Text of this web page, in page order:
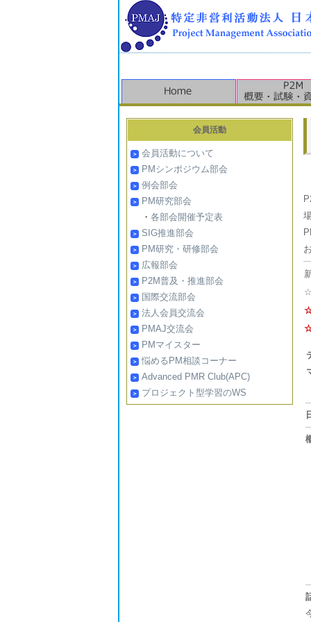
会員活動
会員活動について
PMシンポジウム部会
例会部会
PM研究部会
・ 各部会開催予定表
SIG推進部会
PM研究・研修部会
広報部会
P2M普及・推進部会
国際交流部会
法人会員交流会
PMAJ交流会
PMマイスター
悩めるPM相談コーナー
Advanced PMR Club(APC)
プロジェクト型学習のWS